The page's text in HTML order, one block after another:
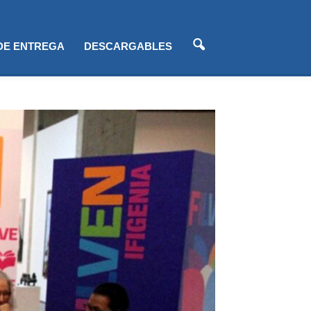
ENTREGA DESCARGABLES